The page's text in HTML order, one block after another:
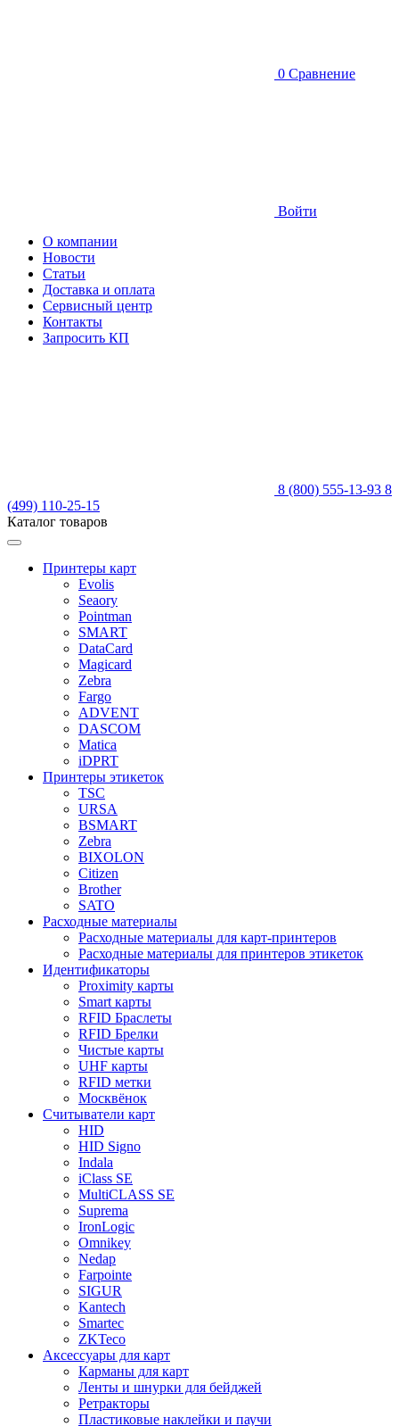
0 Сравнение
Войти
О компании
Новости
Статьи
Доставка и оплата
Сервисный центр
Контакты
Запросить КП
8 (800) 555-13-93 8
(499) 110-25-15
Каталог товаров
Принтеры карт
Evolis
Seaory
Pointman
SMART
DataCard
Magicard
Zebra
Fargo
ADVENT
DASCOM
Matica
iDPRT
Принтеры этикеток
TSC
URSA
BSMART
Zebra
BIXOLON
Citizen
Brother
SATO
Расходные материалы
Расходные материалы для карт-принтеров
Расходные материалы для принтеров этикеток
Идентификаторы
Proximity карты
Smart карты
RFID Браслеты
RFID Брелки
Чистые карты
UHF карты
RFID метки
Москвёнок
Считыватели карт
HID
HID Signo
Indala
iClass SE
MultiCLASS SE
Suprema
IronLogic
Omnikey
Nedap
Farpointe
SIGUR
Kantech
Smartec
ZKTeco
Аксессуары для карт
Карманы для карт
Ленты и шнурки для бейджей
Ретракторы
Пластиковые наклейки и паучи